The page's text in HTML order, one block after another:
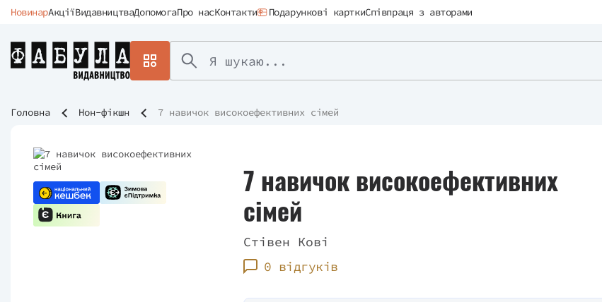
НовинарАкціїВидавництваДопомогаПро насКонтакти Подарункові карткиСпівпраця з авторами
Головна Нон-фікшн 7 навичок високоефективних сімей
7 навичок високоефективних
сімей
Стівен Кові
0 відгуків